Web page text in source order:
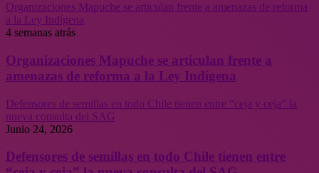
Organizaciones Mapuche se articulan frente a amenazas de reforma
a la Ley Indígena
4 semanas atrás
Organizaciones Mapuche se articulan frente a
amenazas de reforma a la Ley Indígena
Defensores de semillas en todo Chile tienen entre “ceja y ceja” la
nueva consulta del SAG
Junio 24, 2026
Defensores de semillas en todo Chile tienen entre